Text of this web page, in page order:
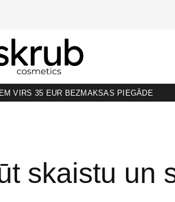
VIRS 35 EUR BEZMAKSAS PIEGĀDE
skaistu un